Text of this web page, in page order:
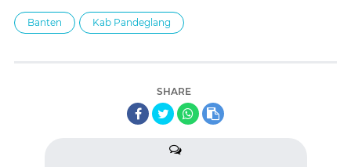
Banten Kab Pandeglang
SHARE